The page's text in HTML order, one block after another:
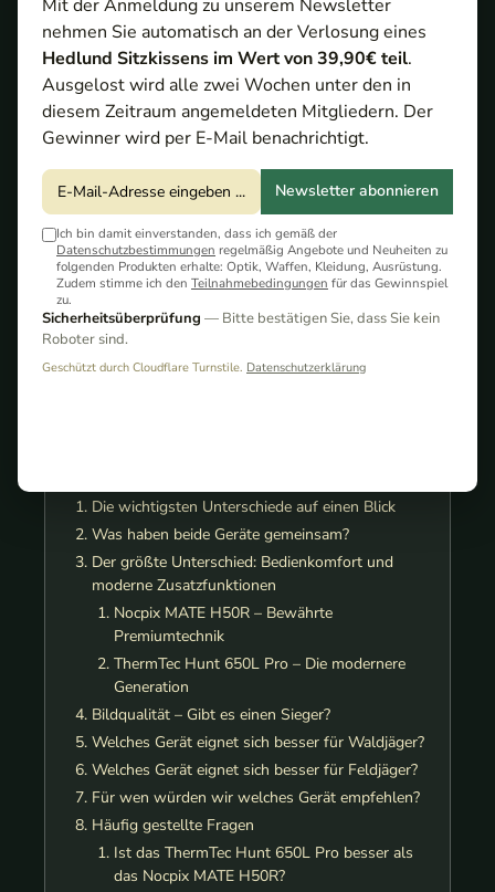
Mit der Anmeldung zu unserem Newsletter
nehmen Sie automatisch an der Verlosung eines
Hedlund Sitzkissens im Wert von 39,90€ teil.
Ausgelost wird alle zwei Wochen unter den in
diesem Zeitraum angemeldeten Mitgliedern. Der
Gewinner wird per E-Mail benachrichtigt.
Newsletter abonnieren
Ich bin damit einverstanden, dass ich gemäß der
Datenschutzbestimmungen regelmäßig Angebote und Neuheiten zu
folgenden Produkten erhalte: Optik, Waffen, Kleidung, Ausrüstung.
Zudem stimme ich den Teilnahmebedingungen für das Gewinnspiel
zu.
Sicherheitsüberprüfung — Bitte bestätigen Sie, dass Sie kein
Roboter sind.
Geschützt durch Cloudflare Turnstile. Datenschutzerklärung
bessere Wahl?
Du möchtest dir ein neues Wärmebild Vorsatzgerät kaufen
und schwankst zwischen dem Nocpix MATE H50R und
dem ThermTec Hunt 650L Pro? Dann stehst du aktuell vor
Die wichtigsten Unterschiede auf einen Blick
Was haben beide Geräte gemeinsam?
Der größte Unterschied: Bedienkomfort und
moderne Zusatzfunktionen
Nocpix MATE H50R – Bewährte
Premiumtechnik
ThermTec Hunt 650L Pro – Die modernere
Generation
Bildqualität – Gibt es einen Sieger?
Welches Gerät eignet sich besser für Waldjäger?
Welches Gerät eignet sich besser für Feldjäger?
Für wen würden wir welches Gerät empfehlen?
Häufig gestellte Fragen
Ist das ThermTec Hunt 650L Pro besser als
das Nocpix MATE H50R?